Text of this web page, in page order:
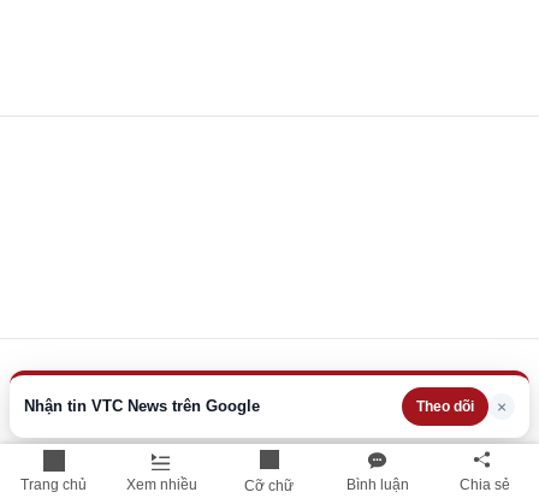
Trang chủ Xem nhiều Cỡ chữ Bình luận Chia sẻ
Nhận tin VTC News trên Google Theo dõi ×